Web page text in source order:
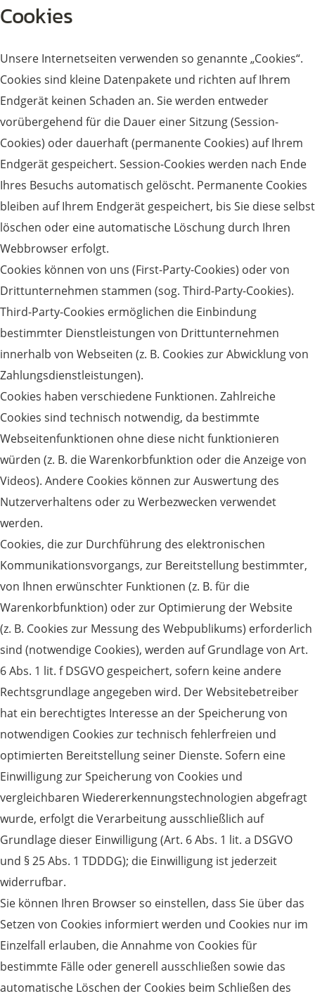
Cookies
Unsere Internetseiten verwenden so genannte „Cookies“.
Cookies sind kleine Datenpakete und richten auf Ihrem
Endgerät keinen Schaden an. Sie werden entweder
vorübergehend für die Dauer einer Sitzung (Session-
Cookies) oder dauerhaft (permanente Cookies) auf Ihrem
Endgerät gespeichert. Session-Cookies werden nach Ende
Ihres Besuchs automatisch gelöscht. Permanente Cookies
bleiben auf Ihrem Endgerät gespeichert, bis Sie diese selbst
löschen oder eine automatische Löschung durch Ihren
Webbrowser erfolgt.
Cookies können von uns (First-Party-Cookies) oder von
Drittunternehmen stammen (sog. Third-Party-Cookies).
Third-Party-Cookies ermöglichen die Einbindung
bestimmter Dienstleistungen von Drittunternehmen
innerhalb von Webseiten (z. B. Cookies zur Abwicklung von
Zahlungsdienstleistungen).
Cookies haben verschiedene Funktionen. Zahlreiche
Cookies sind technisch notwendig, da bestimmte
Webseitenfunktionen ohne diese nicht funktionieren
würden (z. B. die Warenkorbfunktion oder die Anzeige von
Videos). Andere Cookies können zur Auswertung des
Nutzerverhaltens oder zu Werbezwecken verwendet
werden.
Cookies, die zur Durchführung des elektronischen
Kommunikationsvorgangs, zur Bereitstellung bestimmter,
von Ihnen erwünschter Funktionen (z. B. für die
Warenkorbfunktion) oder zur Optimierung der Website
(z. B. Cookies zur Messung des Webpublikums) erforderlich
sind (notwendige Cookies), werden auf Grundlage von Art.
6 Abs. 1 lit. f DSGVO gespeichert, sofern keine andere
Rechtsgrundlage angegeben wird. Der Websitebetreiber
hat ein berechtigtes Interesse an der Speicherung von
notwendigen Cookies zur technisch fehlerfreien und
optimierten Bereitstellung seiner Dienste. Sofern eine
Einwilligung zur Speicherung von Cookies und
vergleichbaren Wiedererkennungstechnologien abgefragt
wurde, erfolgt die Verarbeitung ausschließlich auf
Grundlage dieser Einwilligung (Art. 6 Abs. 1 lit. a DSGVO
und § 25 Abs. 1 TDDDG); die Einwilligung ist jederzeit
widerrufbar.
Sie können Ihren Browser so einstellen, dass Sie über das
Setzen von Cookies informiert werden und Cookies nur im
Einzelfall erlauben, die Annahme von Cookies für
bestimmte Fälle oder generell ausschließen sowie das
automatische Löschen der Cookies beim Schließen des